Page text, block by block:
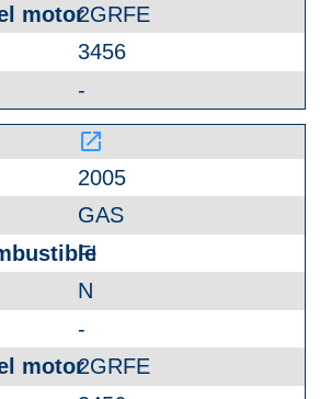
2GRFE
3456
-
launch
2005
GAS
FI
N
-
2GRFE